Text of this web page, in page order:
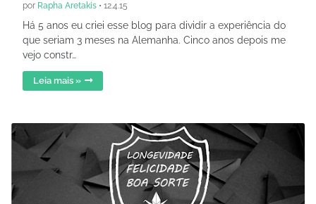
por Rapha Aretakis • 12.4.15
Há 5 anos eu criei esse blog para dividir a experiência do
que seriam 3 meses na Alemanha. Cinco anos depois me
vejo constr…
Leia mais »